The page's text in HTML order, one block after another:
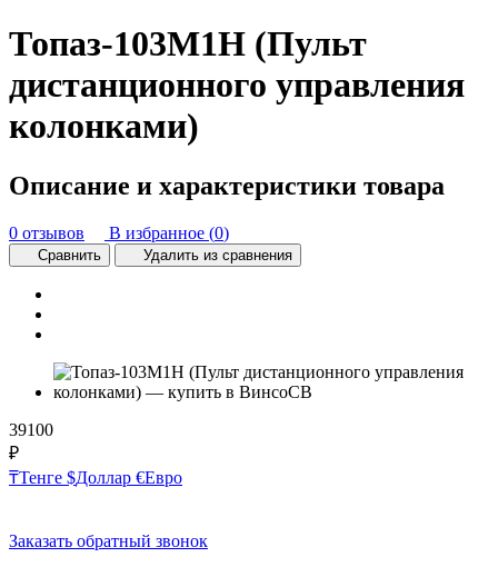
Топаз-103М1Н (Пульт
дистанционного управления
колонками)
Описание и характеристики товара
0 отзывов В избранное (0)
Сравнить Удалить из сравнения
39100
₽
₸Тенге $Доллар €Евро
Заказать обратный звонок